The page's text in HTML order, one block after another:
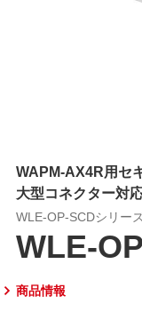
WAPM-AX4R用セ
大型コネクター対
WLE-OP-SCDシリー
WLE-
商品情報